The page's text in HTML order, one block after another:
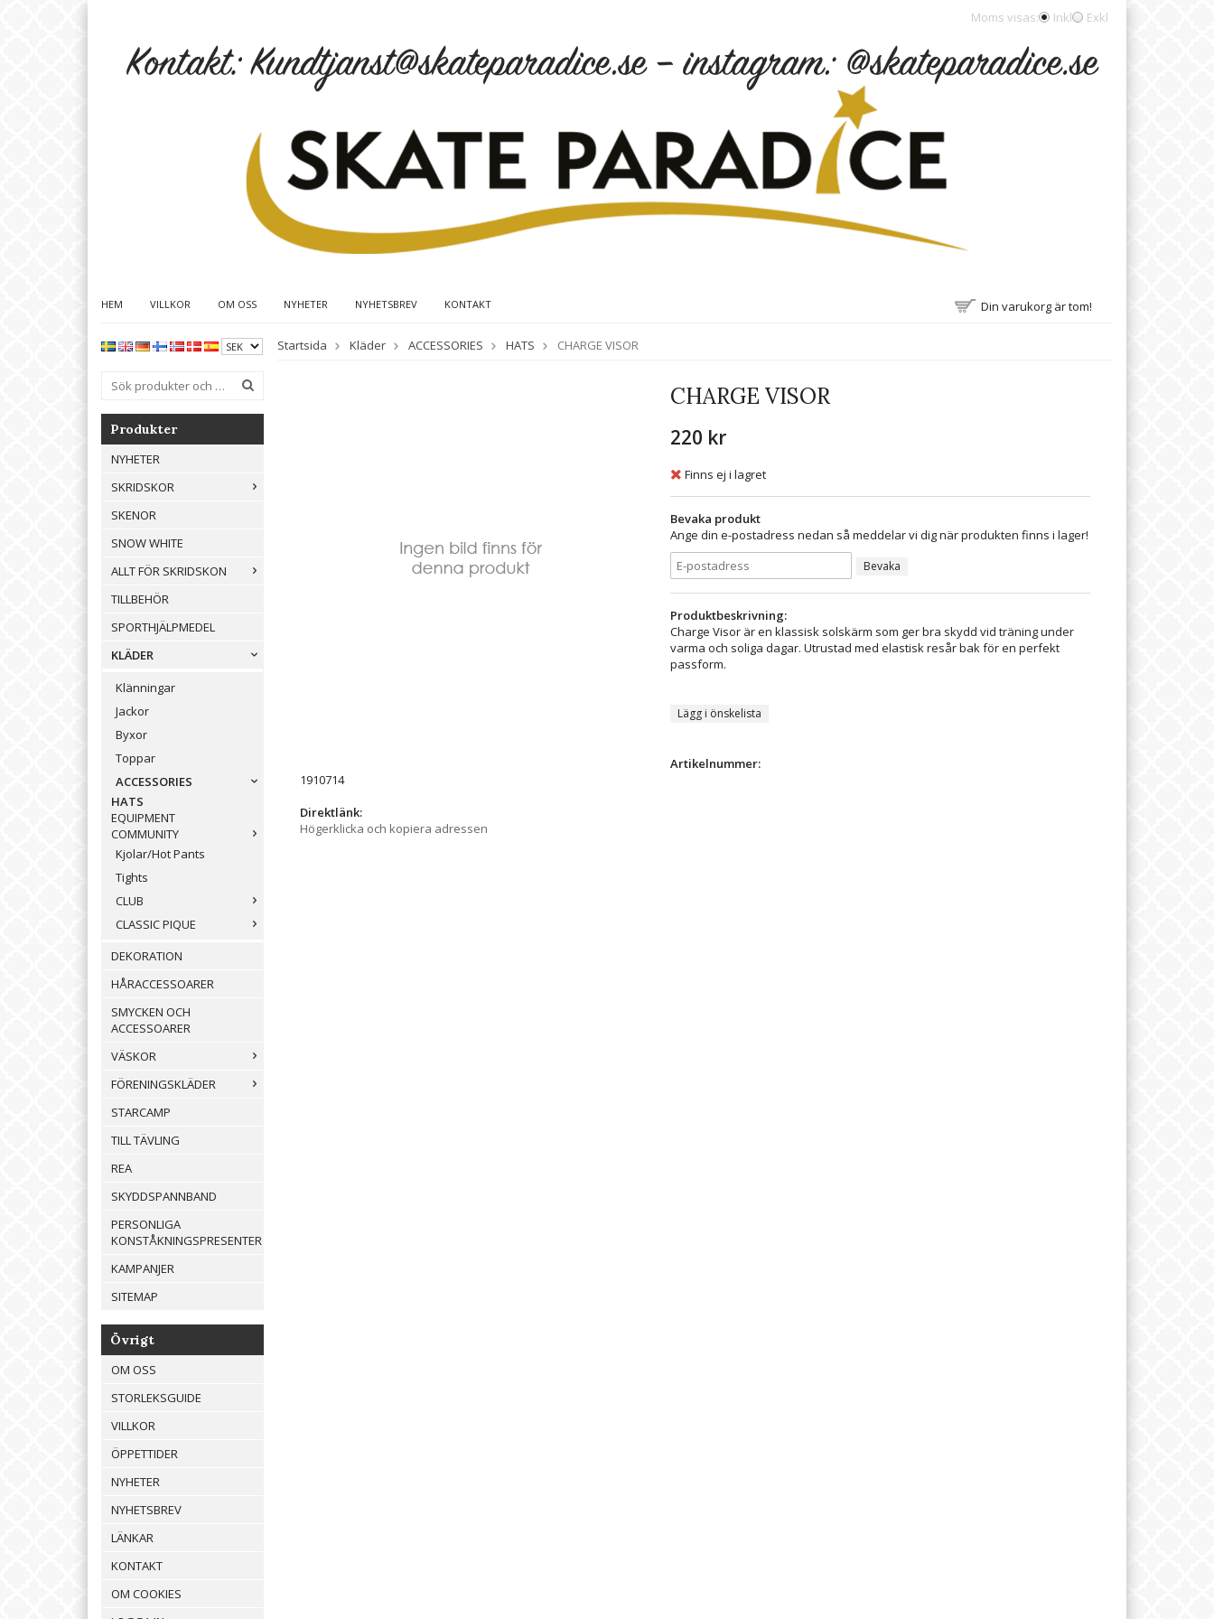
Moms visas: Inkl Exkl
HEM VILLKOR OM OSS NYHETER NYHETSBREV KONTAKT Din varukorg är tom!
Produkter
NYHETER
SKRIDSKOR
SKENOR
SNOW WHITE
ALLT FÖR SKRIDSKON
TILLBEHÖR
SPORTHJÄLPMEDEL
KLÄDER
Klänningar
Jackor
Byxor
Toppar
ACCESSORIES
HATS
EQUIPMENT
COMMUNITY
Kjolar/Hot Pants
Tights
CLUB
CLASSIC PIQUE
DEKORATION
HÅRACCESSOARER
SMYCKEN OCH
ACCESSOARER
VÄSKOR
FÖRENINGSKLÄDER
STARCAMP
TILL TÄVLING
REA
SKYDDSPANNBAND
PERSONLIGA
KONSTÅKNINGSPRESENTER
KAMPANJER
SITEMAP
Övrigt
OM OSS
STORLEKSGUIDE
VILLKOR
ÖPPETTIDER
NYHETER
NYHETSBREV
LÄNKAR
KONTAKT
OM COOKIES
Startsida Kläder ACCESSORIES HATS CHARGE VISOR
CHARGE VISOR
220 kr
Finns ej i lagret
Bevaka produkt
Ange din e-postadress nedan så meddelar vi dig när produkten finns i lager!
Bevaka
Produktbeskrivning:
Charge Visor är en klassisk solskärm som ger bra skydd vid träning under
varma och soliga dagar. Utrustad med elastisk resår bak för en perfekt
passform.
Lägg i önskelista
Artikelnummer:
1910714
Direktlänk:
Högerklicka och kopiera adressen